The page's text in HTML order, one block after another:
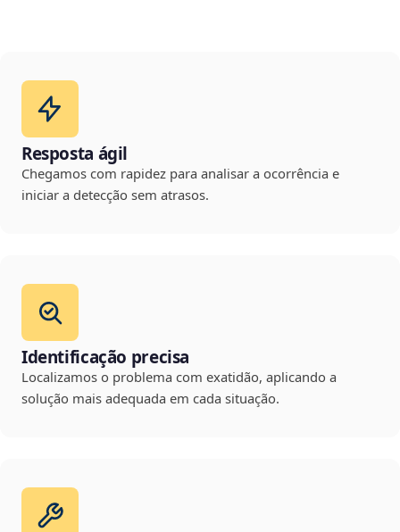
Resposta ágil
Chegamos com rapidez para analisar a ocorrência e
iniciar a detecção sem atrasos.
Identificação precisa
Localizamos o problema com exatidão, aplicando a
solução mais adequada em cada situação.